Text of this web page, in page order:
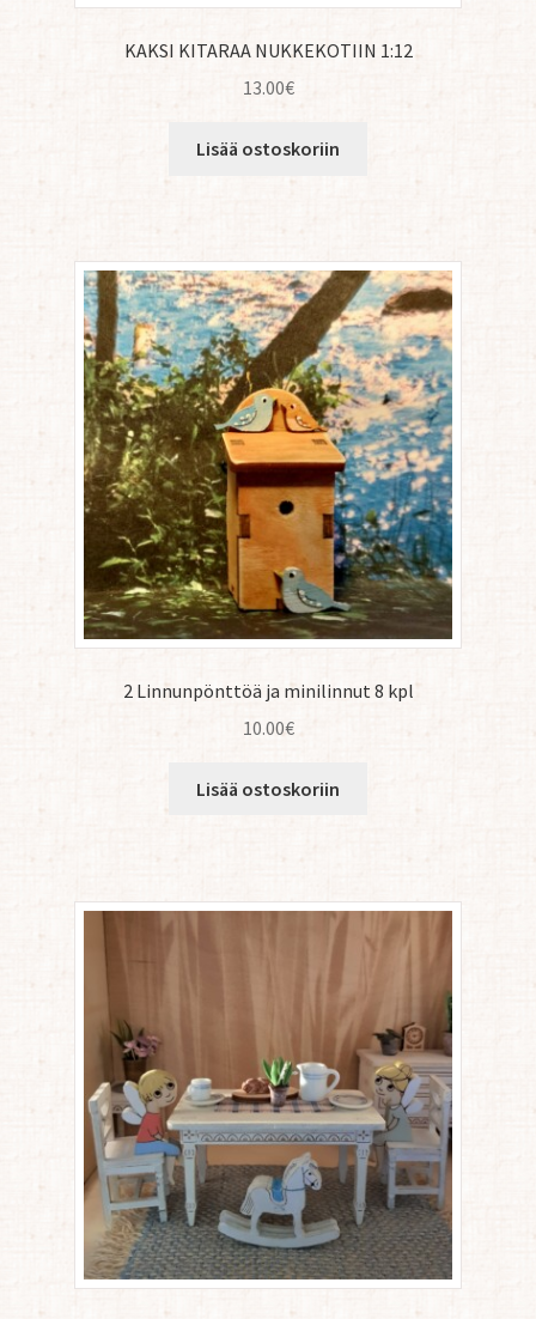
KAKSI KITARAA NUKKEKOTIIN 1:12
13.00€
Lisää ostoskoriin
2 Linnunpönttöä ja minilinnut 8 kpl
10.00€
Lisää ostoskoriin